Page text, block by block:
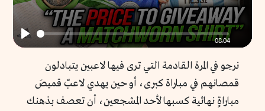
Play
08:04
نرجو في المرة القادمة التي ترى فيها لاعبين يتبادلون
قمصانهم في مباراة كبرى، أو حين يهدي لاعبٌ قميصَ
مباراةٍ نهائية كسبها لأحد المشجعين، أن تعصف بذهنك